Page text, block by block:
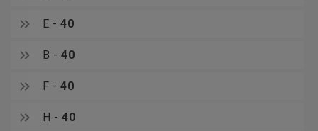
E - 40
B - 40
F - 40
H - 40